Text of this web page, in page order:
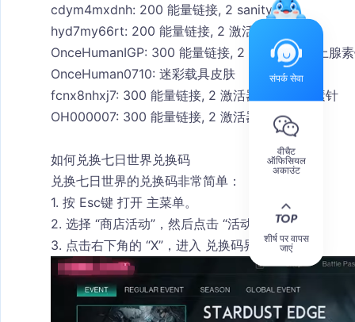
cdym4mxdnh: 200 能量链接, 2 sanity软糖
hyd7my66rt: 200 能量链接, 2 激活器
OnceHumanIGP: 300 能量链接, 2 激活器, 1 肾上腺
OnceHuman0710: 迷彩载具皮肤
fcnx8nhxj7: 300 能量链接, 2 激活器, 1 肾上腺素针
OH000007: 300 能量链接, 2 激活器
如何兑换七日世界兑换码
兑换七日世界的兑换码非常简单：
1. 按 Esc键 打开 主菜单。
2. 选择 “商店活动” ，然后点击 “活动”
3. 点击右下角的 “X” ，进入 兑换码界面。
संपर्क सेवा
वीचैट
ऑफिसियल
अकाउंट
शीर्ष पर वापस
जाएं